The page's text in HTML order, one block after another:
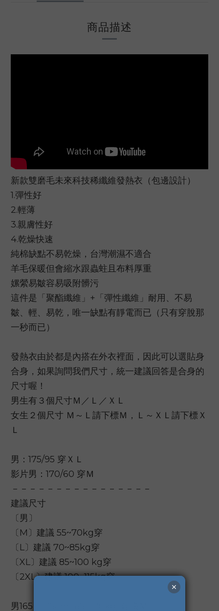
商品描述
新款雙磨毛未來科技稀纖維發熱衣（包邊設計）
1.彈性好
2.輕薄
3.親膚性好
4.乾燥快速
純棉缺點不易乾燥，台灣潮濕不適合
羊毛保暖但會縮水跟蟲蛀且布料厚重
嫘縈易皺容易吸附髒污
這件是「聚酯纖維」+「彈性纖維」耐用、不易
皺、輕、易乾，唯一缺點有靜電而已（只有穿脫那
一秒而已）
發熱衣由於都是內搭在外衣裡面，因此可以選貼身
合身，如果詢問我們尺寸，統一建議回答是合身的
尺寸喔！
男生有３個尺寸Ｍ／Ｌ／ＸＬ
女生２個尺寸 Ｍ～Ｌ請下標Ｍ，Ｌ～ＸＬ請下標Ｘ
Ｌ
男：175/95 穿ＸＬ
影片男：170/60 穿Ｍ
－－－－－－－－－－－－－－－－
建議尺寸
〔男〕
〔M〕建議 55~70kg穿
〔L〕建議 70~85kg穿
〔XL〕建議 85~100 kg穿
〔2XL〕建議 100~115kg穿
男165－175cm (65－70kg) 建議Ｍ